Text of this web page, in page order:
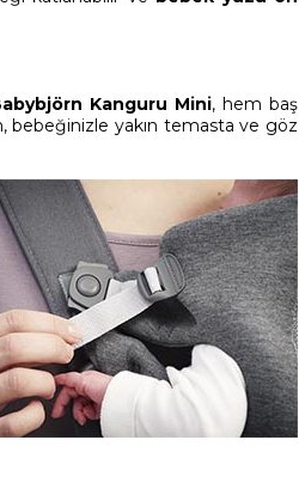
Kanguru Mini, hem baş
bebeğinizle yakın temasta ve göz